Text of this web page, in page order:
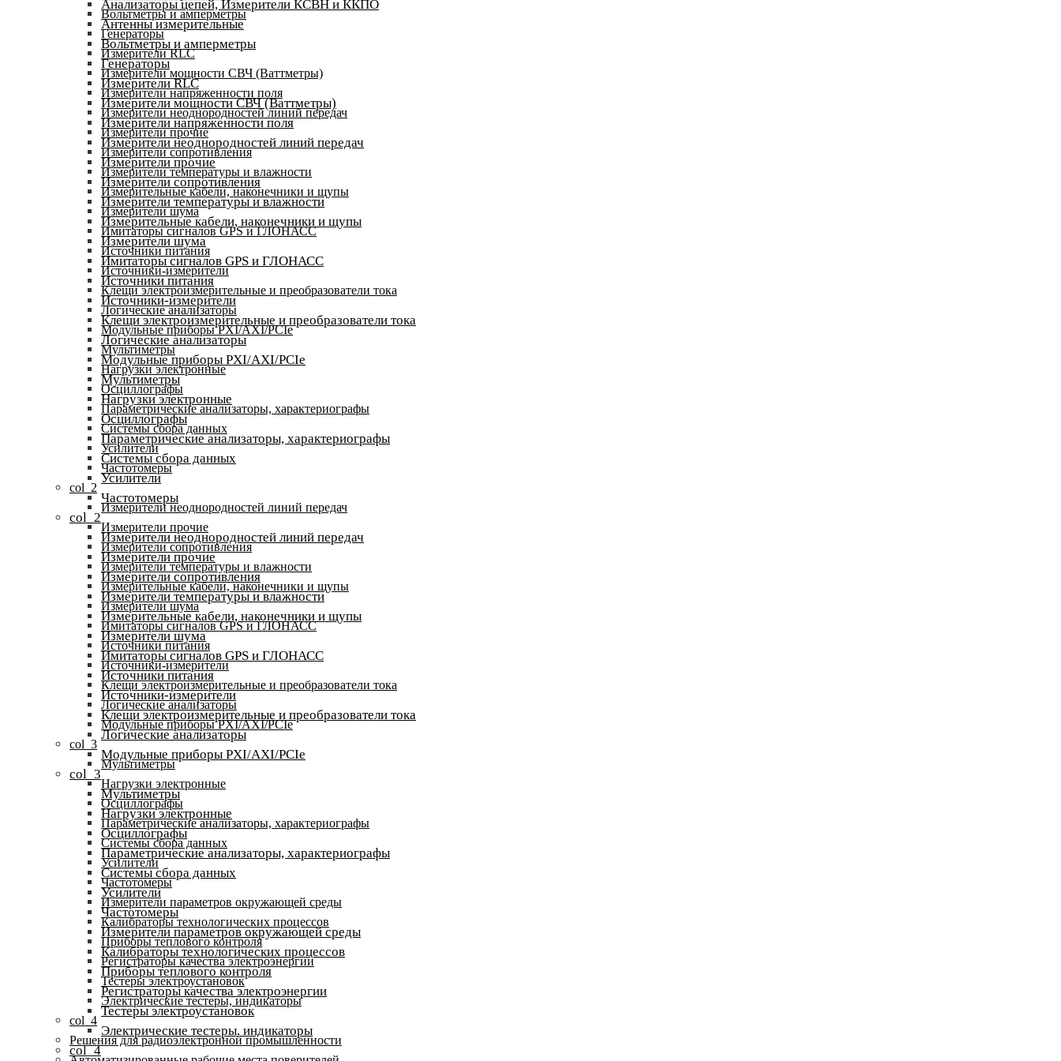
Вольтметры и амперметры
Генераторы
Измерители RLC
Измерители мощности СВЧ (Ваттметры)
Измерители напряженности поля
Измерители неоднородностей линий передач
Измерители прочие
Измерители сопротивления
Измерители температуры и влажности
Измерительные кабели, наконечники и щупы
Измерители шума
Имитаторы сигналов GPS и ГЛОНАСС
Источники питания
Источники-измерители
Клещи электроизмерительные и преобразователи тока
Логические анализаторы
Модульные приборы PXI/AXI/PCIe
Мультиметры
Нагрузки электронные
Осциллографы
Параметрические анализаторы, характериографы
Системы сбора данных
Усилители
Частотомеры
col_2
Измерители неоднородностей линий передач
Измерители прочие
Измерители сопротивления
Измерители температуры и влажности
Измерительные кабели, наконечники и щупы
Измерители шума
Имитаторы сигналов GPS и ГЛОНАСС
Источники питания
Источники-измерители
Клещи электроизмерительные и преобразователи тока
Логические анализаторы
Модульные приборы PXI/AXI/PCIe
col_3
Мультиметры
Нагрузки электронные
Осциллографы
Параметрические анализаторы, характериографы
Системы сбора данных
Усилители
Частотомеры
Измерители параметров окружающей среды
Калибраторы технологических процессов
Приборы теплового контроля
Регистраторы качества электроэнергии
Тестеры электроустановок
Электрические тестеры, индикаторы
col_4
Решения для радиоэлектронной промышленности
Анализаторы цепей, Измерители КСВН и ККПО
Антенны измерительные
Вольтметры и амперметры
Генераторы
Измерители RLC
Измерители мощности СВЧ (Ваттметры)
Измерители напряженности поля
Измерители неоднородностей линий передач
Измерители прочие
Измерители сопротивления
Измерители температуры и влажности
Измерительные кабели, наконечники и щупы
Измерители шума
Имитаторы сигналов GPS и ГЛОНАСС
Источники питания
Источники-измерители
Клещи электроизмерительные и преобразователи тока
Логические анализаторы
Модульные приборы PXI/AXI/PCIe
Мультиметры
Нагрузки электронные
Осциллографы
Параметрические анализаторы, характериографы
Системы сбора данных
Усилители
Частотомеры
col_2
Измерители неоднородностей линий передач
Измерители прочие
Измерители сопротивления
Измерители температуры и влажности
Измерительные кабели, наконечники и щупы
Измерители шума
Имитаторы сигналов GPS и ГЛОНАСС
Источники питания
Источники-измерители
Клещи электроизмерительные и преобразователи тока
Логические анализаторы
Модульные приборы PXI/AXI/PCIe
col_3
Мультиметры
Нагрузки электронные
Осциллографы
Параметрические анализаторы, характериографы
Системы сбора данных
Усилители
Частотомеры
Измерители параметров окружающей среды
Калибраторы технологических процессов
Приборы теплового контроля
Регистраторы качества электроэнергии
Тестеры электроустановок
Электрические тестеры, индикаторы
col_4